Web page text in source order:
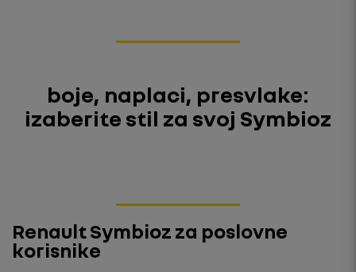
boje, naplaci, presvlake:
izaberite stil za svoj Symbioz
Renault Symbioz za poslovne
korisnike